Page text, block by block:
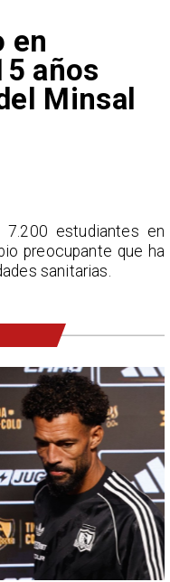
en
años
Minsal
estudiantes en
preocupante que ha
sanitarias.